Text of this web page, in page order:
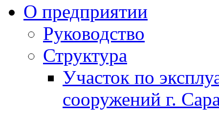
О предприятии
Руководство
Структура
Участок по
сооружений г.